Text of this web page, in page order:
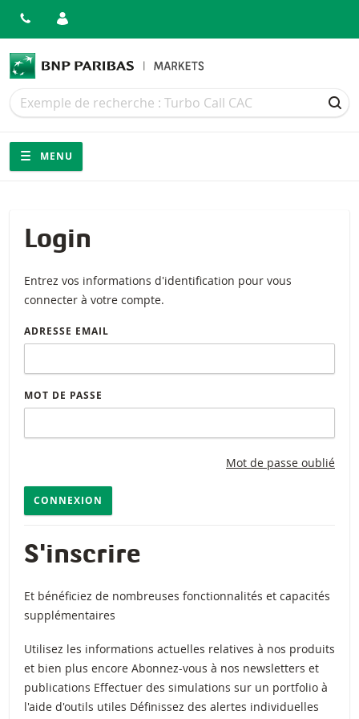
Recherche
Recherche
Navigation
Navigation sur le site
MENU
Login
Entrez vos informations d'identification pour vous
connecter à votre compte.
ADRESSE EMAIL
MOT DE PASSE
Mot de passe oublié
CONNEXION
S'inscrire
Et bénéficiez de nombreuses fonctionnalités et capacités
supplémentaires
Utilisez les informations actuelles relatives à nos produits
et bien plus encore Abonnez-vous à nos newsletters et
publications Effectuer des simulations sur un portfolio à
l'aide d'outils utiles Définissez des alertes individuelles